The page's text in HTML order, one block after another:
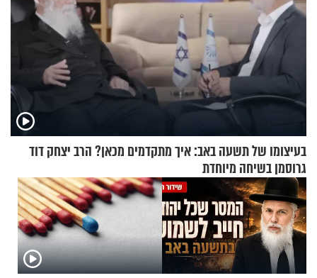
בעיצומו של תשעה באב: איך מתקדמים מכאן? הרב יצחק דוד
גרוסמן בשיחה מיוחדת